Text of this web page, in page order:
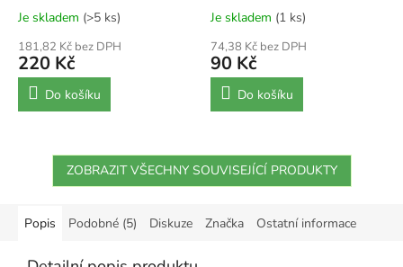
Je skladem (>5 ks)
181,82 Kč bez DPH
220 Kč
Do košíku
Je skladem (1 ks)
74,38 Kč bez DPH
90 Kč
Do košíku
ZOBRAZIT VŠECHNY SOUVISEJÍCÍ PRODUKTY
Popis Podobné (5) Diskuze Značka Ostatní informace